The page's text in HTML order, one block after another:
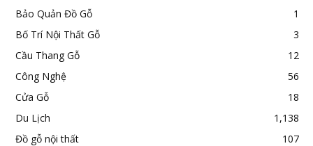
Bảo Quản Đồ Gỗ
1
Bố Trí Nội Thất Gỗ
3
Cầu Thang Gỗ
12
Công Nghệ
56
Cửa Gỗ
18
Du Lịch
1,138
Đồ gỗ nội thất
107